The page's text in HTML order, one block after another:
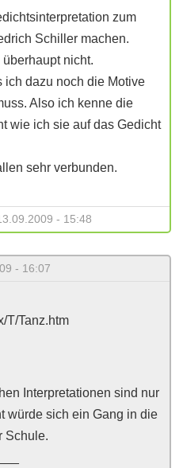
zum
Schiller machen.
nicht.
ich dazu noch die Motive
Also ich kenne die
wie ich sie auf das Gedicht
sehr verbunden.
- 15:48
- 16:07
T/Tanz.htm
Interpretationen sind nur
würde sich ein Gang in die
Schule.